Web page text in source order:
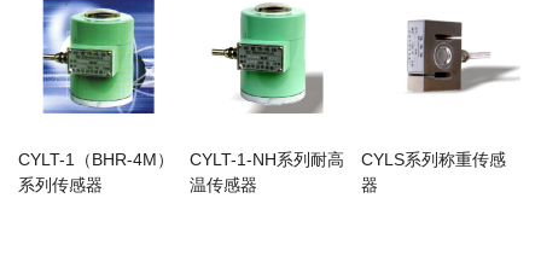
CYLT-1（BHR-4M）
系列传感器
CYLT-1-NH系列耐高
温传感器
CYLS系列称重传感
器